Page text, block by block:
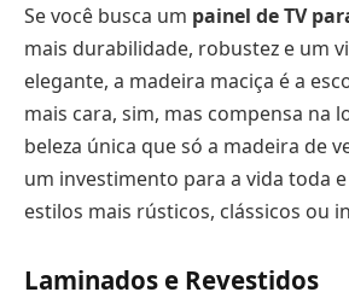
Se você busca um painel de TV
mais durabilidade, robustez e um
elegante, a madeira maciça é a
mais cara, sim, mas compensa na
beleza única que só a madeira de
um investimento para a vida toda
estilos mais rústicos, clássicos ou
Laminados e Revestidos